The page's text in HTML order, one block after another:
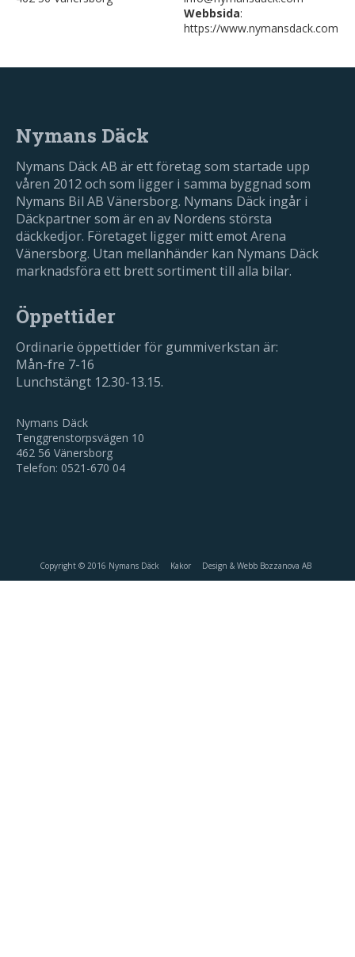
Webbsida:
https://www.nymansdack.com
Nymans Däck
Nymans Däck AB är ett företag som startade upp
våren 2012 och som ligger i samma byggnad som
Nymans Bil AB Vänersborg. Nymans Däck ingår i
Däckpartner som är en av Nordens största
däckkedjor. Företaget ligger mitt emot Arena
Vänersborg. Utan mellanhänder kan Nymans Däck
marknadsföra ett brett sortiment till alla bilar.
Öppettider
Ordinarie öppettider för gummiverkstan är:
Mån-fre 7-16
Lunchstängt 12.30-13.15.
Nymans Däck
Tenggrenstorpsvägen 10
462 56 Vänersborg
Telefon: 0521-670 04
Copyright © 2016 Nymans Däck Kakor Design & Webb Bozzanova AB